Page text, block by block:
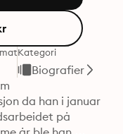
Kategori
Biografier
da han i januar
på